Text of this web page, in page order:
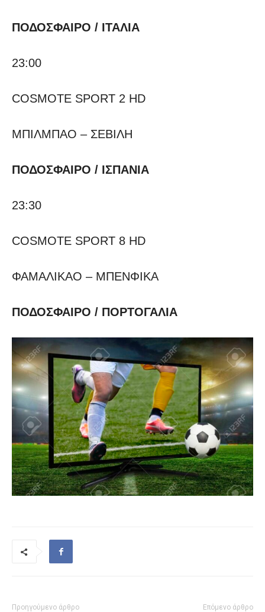
ΠΟΔΟΣΦΑΙΡΟ / ΙΤΑΛΙΑ
23:00
COSMOTE SPORT 2 HD
ΜΠΙΛΜΠΑΟ – ΣΕΒΙΛΗ
ΠΟΔΟΣΦΑΙΡΟ / ΙΣΠΑΝΙΑ
23:30
COSMOTE SPORT 8 HD
ΦΑΜΑΛΙΚΑΟ – ΜΠΕΝΦΙΚΑ
ΠΟΔΟΣΦΑΙΡΟ / ΠΟΡΤΟΓΑΛΙΑ
Προηγούμενο άρθρο Επόμενο άρθρο